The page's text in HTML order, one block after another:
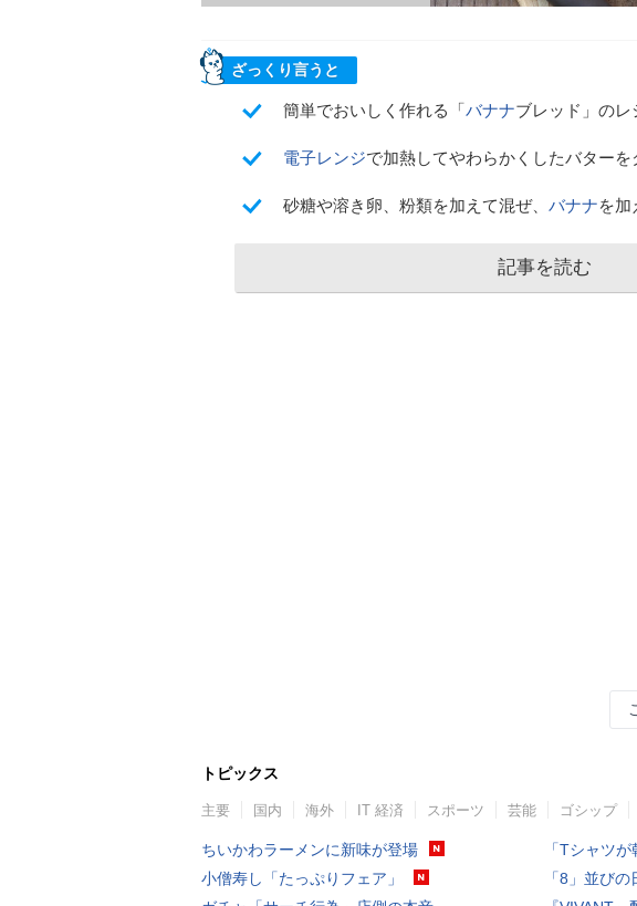
ざっくり言うと
簡単でおいしく作れる「バナナブレッド」のレ
電子レンジで加熱してやわらかくしたバターを
砂糖や溶き卵、粉類を加えて混ぜ、 バナナを加
記事を読む
トピックス
主要 国内 海外 IT 経済 スポーツ 芸能 ゴシップ
ちいかわラーメンに新味が登場
小僧寿し「たっぷりフェア」
「Tシャツ
「8」並び